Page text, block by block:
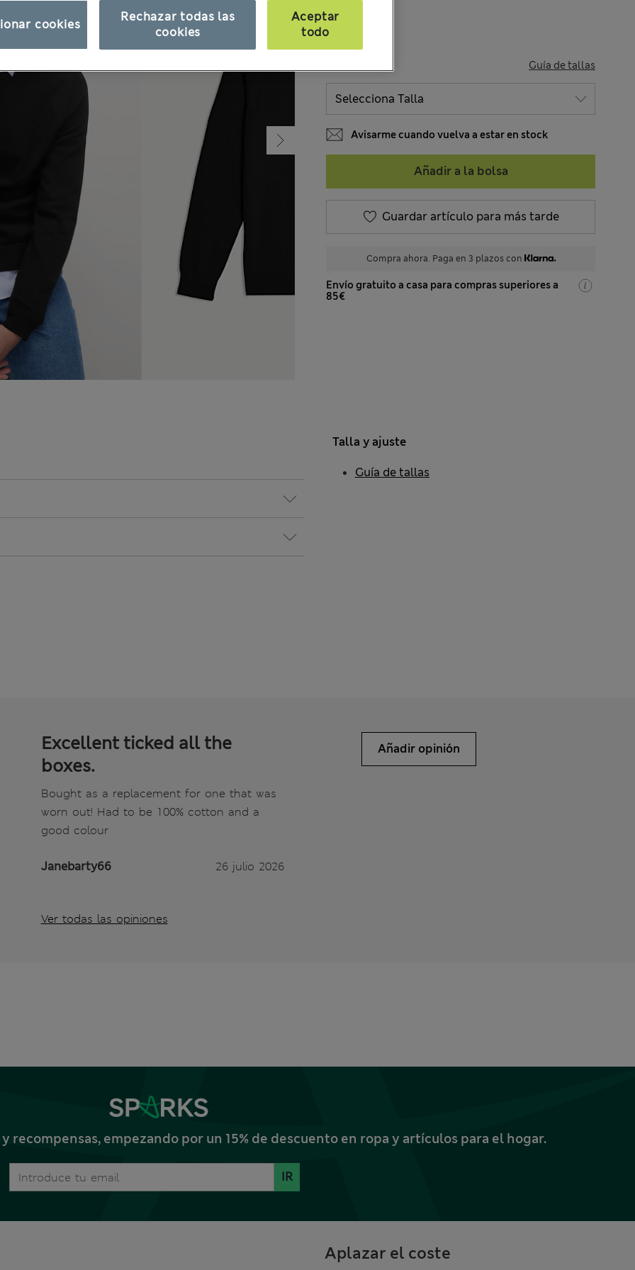
Guía de tallas
Avisarme cuando vuelva a estar en stock
Añadir a la bolsa
Guardar artículo para más tarde
Compra ahora. Paga en 3 plazos con
Envío gratuito a casa para compras superiores a
85€
Talla y ajuste
Guía de tallas
Excellent ticked all the
boxes.
Bought as a replacement for one that was
worn out! Had to be 100% cotton and a
good colour
Janebarty66 26 julio 2026
Ver todas las opiniones
Añadir opinión
recompensas, empezando por un 15% de descuento en ropa y artículos para el hogar.
IR
Aplazar el coste
Rechazar todas las
cookies
Aceptar
todo
cookies